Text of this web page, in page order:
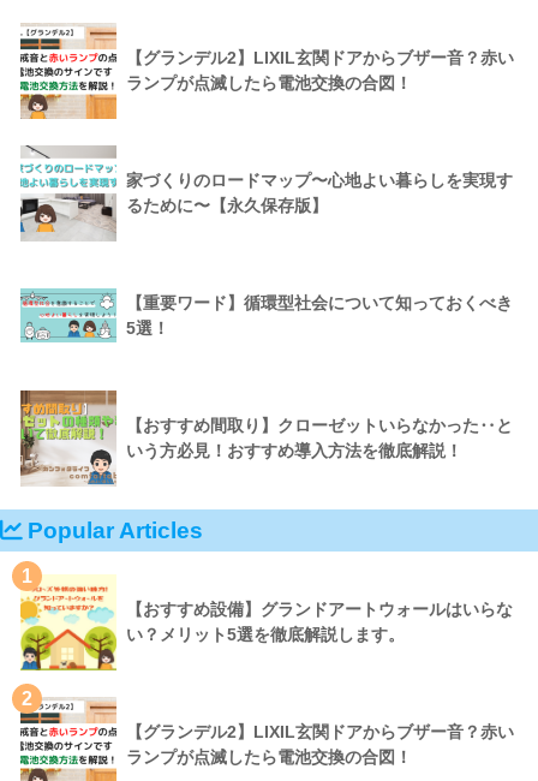
【グランデル2】LIXIL玄関ドアからブザー音？赤い
ランプが点滅したら電池交換の合図！
家づくりのロードマップ〜心地よい暮らしを実現す
るために〜【永久保存版】
【重要ワード】循環型社会について知っておくべき
5選！
【おすすめ間取り】クローゼットいらなかった‥と
いう方必見！おすすめ導入方法を徹底解説！
Popular Articles
1
【おすすめ設備】グランドアートウォールはいらな
い？メリット5選を徹底解説します。
2
【グランデル2】LIXIL玄関ドアからブザー音？赤い
ランプが点滅したら電池交換の合図！